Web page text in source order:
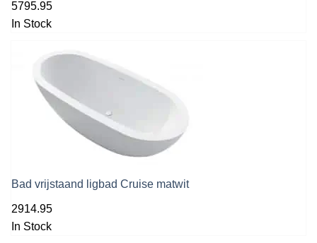
5795.95
In Stock
Bad vrijstaand ligbad Cruise matwit
2914.95
In Stock